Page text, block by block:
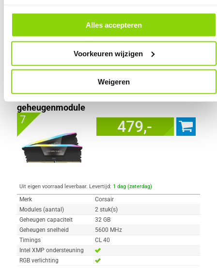
alle cookies. Je kunt je gegeven toestemming altijd intrekken, dit doe je
door in de footer van onze website te klikken op ‘Cookievoorkeuren’
Alles accepteren
Voorkeuren wijzigen
Weigeren
AMD EXPO ondersteuning
Meer productinformatie
Corsair DDR5 Vengeance RGB 2x16GB
5600 CMH32GX5M2B5600C40K
geheugenmodule
7 479,-
Uit eigen voorraad leverbaar. Levertijd: 1 dag (zaterdag)
Merk
Corsair
Modules (aantal)
2 stuk(s)
Geheugen capaciteit
32 GB
Geheugen snelheid
5600 MHz
Timings
CL 40
Intel XMP ondersteuning
RGB verlichting